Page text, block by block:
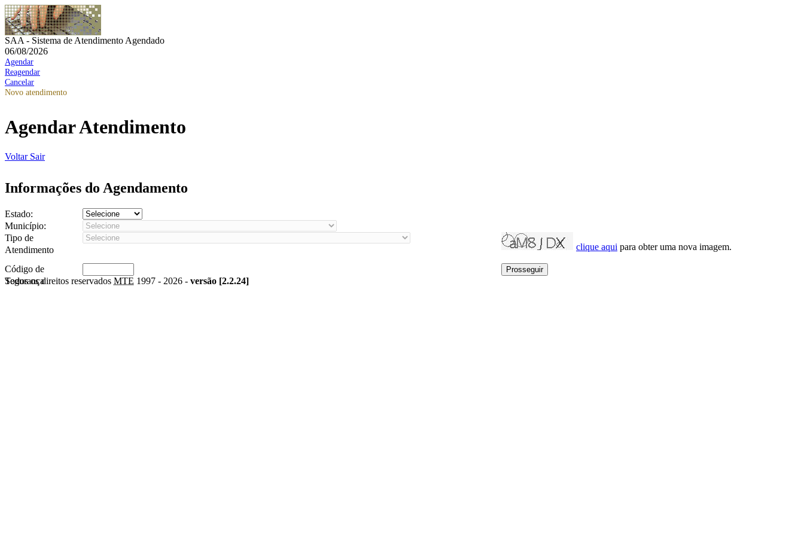
SAA - Sistema de Atendimento Agendado
06/08/2026
Agendar
Reagendar
Cancelar
Novo atendimento
Agendar Atendimento
Voltar Sair
Informações do Agendamento
Estado:
Município:
Tipo de
Atendimento
clique aqui para obter uma nova imagem.
Código de
Segurança
Todos os direitos reservados MTE 1997 - 2026 - versão [2.2.24]